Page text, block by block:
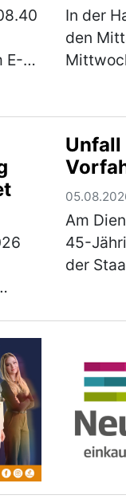
E-
In der
den
zu und
n…
Unfall
Am
45-
der